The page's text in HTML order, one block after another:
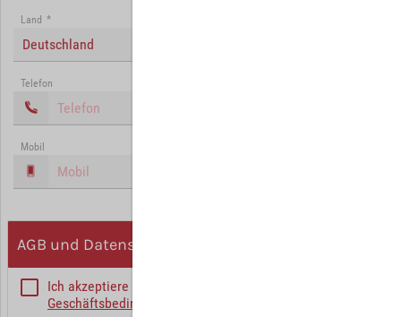
Land *
Deutschland
Telefon
Mobil
AGB und Datenschutz
Ich akzeptiere die
Geschäftsbedingungen